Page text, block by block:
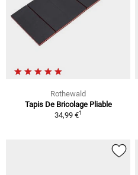
Rothewald
Tapis De Bricolage Pliable
34,99 €1